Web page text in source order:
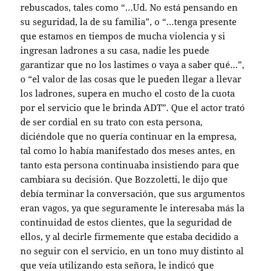
rebuscados, tales como “…Ud. No está pensando en
su seguridad, la de su familia”, o “…tenga presente
que estamos en tiempos de mucha violencia y si
ingresan ladrones a su casa, nadie les puede
garantizar que no los lastimes o vaya a saber qué…”,
o “el valor de las cosas que le pueden llegar a llevar
los ladrones, supera en mucho el costo de la cuota
por el servicio que le brinda ADT”. Que el actor trató
de ser cordial en su trato con esta persona,
diciéndole que no quería continuar en la empresa,
tal como lo había manifestado dos meses antes, en
tanto esta persona continuaba insistiendo para que
cambiara su decisión. Que Bozzoletti, le dijo que
debía terminar la conversación, que sus argumentos
eran vagos, ya que seguramente le interesaba más la
continuidad de estos clientes, que la seguridad de
ellos, y al decirle firmemente que estaba decidido a
no seguir con el servicio, en un tono muy distinto al
que veía utilizando esta señora, le indicó que